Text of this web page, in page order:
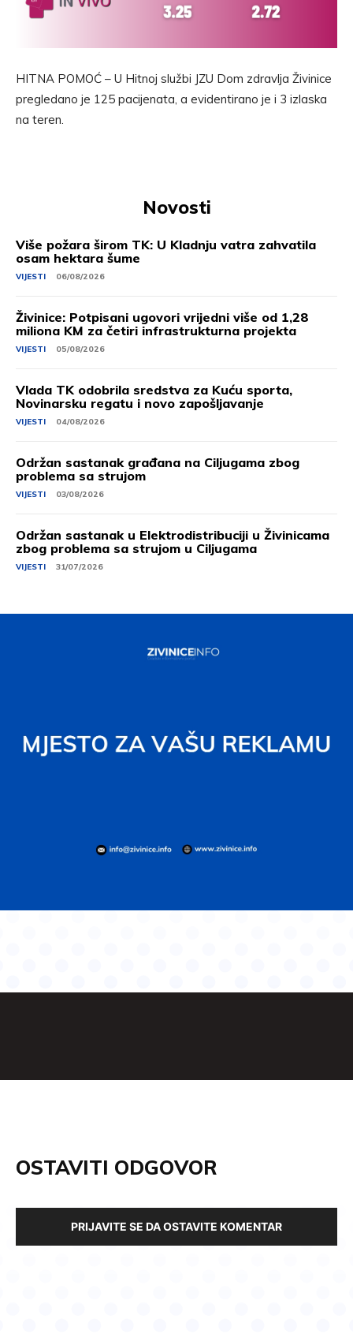
HITNA POMOĆ – U Hitnoj službi JZU Dom zdravlja Živinice
pregledano je 125 pacijenata, a evidentirano je i 3 izlaska
na teren.
Novosti
Više požara širom TK: U Kladnju vatra zahvatila
osam hektara šume
VIJESTI 06/08/2026
Živinice: Potpisani ugovori vrijedni više od 1,28
miliona KM za četiri infrastrukturna projekta
VIJESTI 05/08/2026
Vlada TK odobrila sredstva za Kuću sporta,
Novinarsku regatu i novo zapošljavanje
VIJESTI 04/08/2026
Održan sastanak građana na Ciljugama zbog
problema sa strujom
VIJESTI 03/08/2026
Održan sastanak u Elektrodistribuciji u Živinicama
zbog problema sa strujom u Ciljugama
VIJESTI 31/07/2026
OSTAVITI ODGOVOR
PRIJAVITE SE DA OSTAVITE KOMENTAR